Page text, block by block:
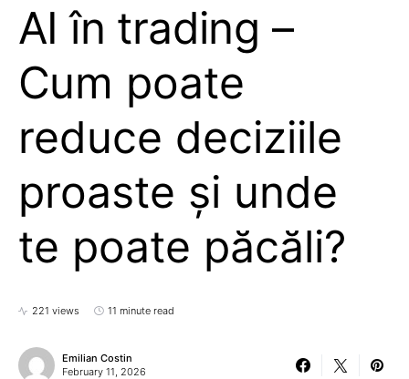
AI în trading –
Cum poate
reduce deciziile
proaste și unde
te poate păcăli?
221 views 11 minute read
Emilian Costin
February 11, 2026